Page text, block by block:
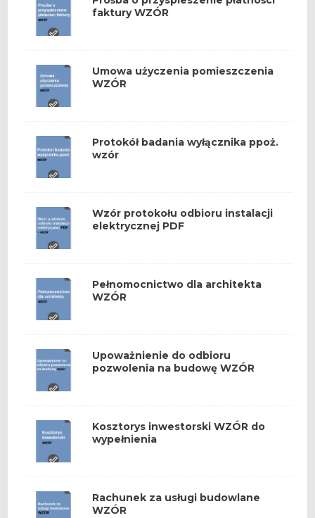
faktury WZÓR
Umowa użyczenia pomieszczenia
WZÓR
Protokół badania wyłącznika ppoż.
wzór
Wzór protokołu odbioru instalacji
elektrycznej PDF
Pełnomocnictwo dla architekta
WZÓR
Upoważnienie do odbioru
pozwolenia na budowę WZÓR
Kosztorys inwestorski WZÓR do
wypełnienia
Rachunek za usługi budowlane
WZÓR